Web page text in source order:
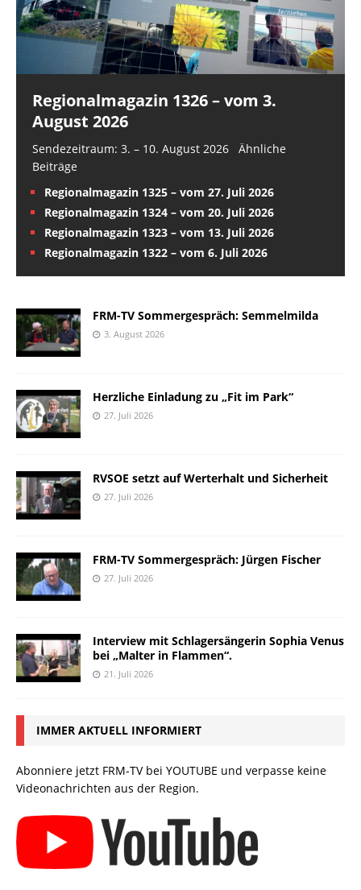
Regionalmagazin 1326 – vom 3.
August 2026
Sendezeitraum: 3. – 10. August 2026 Ähnliche
Beiträge
Regionalmagazin 1325 – vom 27. Juli 2026
Regionalmagazin 1324 – vom 20. Juli 2026
Regionalmagazin 1323 – vom 13. Juli 2026
Regionalmagazin 1322 – vom 6. Juli 2026
FRM-TV Sommergespräch: Semmelmilda
3. August 2026
Herzliche Einladung zu „Fit im Park“
27. Juli 2026
RVSOE setzt auf Werterhalt und Sicherheit
27. Juli 2026
FRM-TV Sommergespräch: Jürgen Fischer
27. Juli 2026
Interview mit Schlagersängerin Sophia Venus
bei „Malter in Flammen“.
21. Juli 2026
IMMER AKTUELL INFORMIERT
Abonniere jetzt FRM-TV bei YOUTUBE und verpasse keine
Videonachrichten aus der Region.